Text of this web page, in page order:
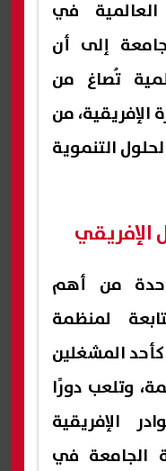
في
إلى أن
تُصاغ من
الإفريقية، من
التنموية
الإفريقي
من أهم
لمنظمة
المشغلين
وتلعب دورًا
الإفريقية
الجامعة في